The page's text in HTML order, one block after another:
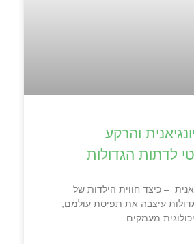
והרקע
לדתות הגדולות
– כיצד חווית הילדות של
עיצבה את תפיסת עולמם,
מעמקים